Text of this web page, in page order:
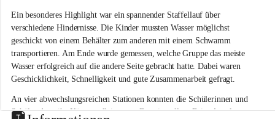
h
u
l
e
L
a
u
e
g
Ein besonderes Highlight war ein spannender Staffellauf über
verschiedene Hindernisse. Die Kinder mussten Wasser möglichst
geschickt von einem Behälter zum anderen mit einem Schwamm
transportieren. Am Ende wurde gemessen, welche Gruppe das meiste
Wasser erfolgreich auf die andere Seite gebracht hatte. Dabei waren
Geschicklichkeit, Schnelligkeit und gute Zusammenarbeit gefragt.
An vier abwechslungsreichen Stationen konnten die Schülerinnen und
Schüler dann ihr Können allein unter Beweis stellen. Beim Angeln